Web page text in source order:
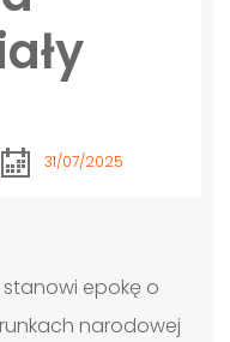
31/07/2025
stanowi epokę o
narodowej